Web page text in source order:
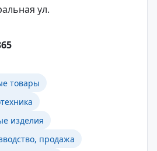
ул.
товары
изделия
продажа